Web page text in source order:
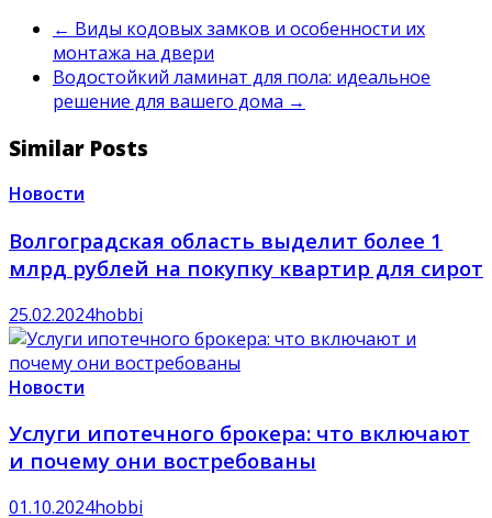
← Виды кодовых замков и особенности их
монтажа на двери
Водостойкий ламинат для пола: идеальное
решение для вашего дома →
Similar Posts
Новости
Волгоградская область выделит более 1
млрд рублей на покупку квартир для сирот
25.02.2024hobbi
Новости
Услуги ипотечного брокера: что включают
и почему они востребованы
01.10.2024hobbi